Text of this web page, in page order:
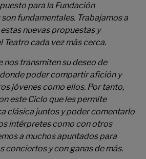
para la Fundación
fundamentales. Trabajamos a
nuevas propuestas y
Teatro cada vez más cerca.
nos transmiten su deseo de
poder compartir afición y
jóvenes como ellos. Por tanto,
este Ciclo que les permite
clásica juntos y poder comentarlo
intérpretes como con otros
a muchos apuntados para
conciertos y con ganas de más.